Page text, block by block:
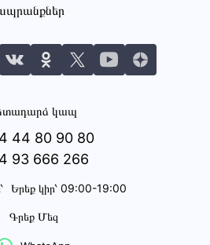
կապ
44 80 90 80
93 666 266
Երեք կիր՝ 09:00-19:00
Գրեք Մեզ